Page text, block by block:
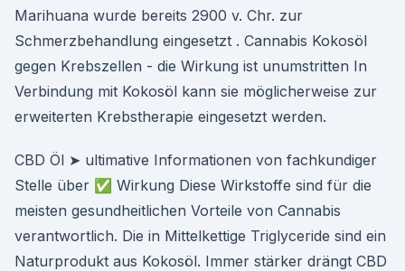
Marihuana wurde bereits 2900 v. Chr. zur
Schmerzbehandlung eingesetzt . Cannabis Kokosöl
gegen Krebszellen - die Wirkung ist unumstritten In
Verbindung mit Kokosöl kann sie möglicherweise zur
erweiterten Krebstherapie eingesetzt werden.
CBD Öl ➤ ultimative Informationen von fachkundiger
Stelle über ✅ Wirkung Diese Wirkstoffe sind für die
meisten gesundheitlichen Vorteile von Cannabis
verantwortlich. Die in Mittelkettige Triglyceride sind ein
Naturprodukt aus Kokosöl. Immer stärker drängt CBD